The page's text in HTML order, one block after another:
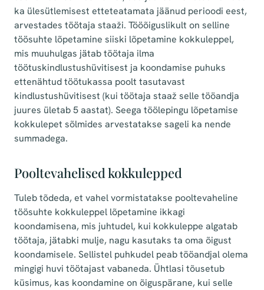
ka ülesütlemisest etteteatamata jäänud perioodi eest,
arvestades töötaja staaži. Tööõiguslikult on selline
töösuhte lõpetamine siiski lõpetamine kokkuleppel,
mis muuhulgas jätab töötaja ilma
töötuskindlustushüvitisest ja koondamise puhuks
ettenähtud töötukassa poolt tasutavast
kindlustushüvitisest (kui töötaja staaž selle tööandja
juures ületab 5 aastat). Seega töölepingu lõpetamise
kokkulepet sõlmides arvestatakse sageli ka nende
summadega.
Pooltevahelised kokkulepped
Tuleb tõdeda, et vahel vormistatakse pooltevaheline
töösuhte kokkuleppel lõpetamine ikkagi
koondamisena, mis juhtudel, kui kokkuleppe algatab
töötaja, jätabki mulje, nagu kasutaks ta oma õigust
koondamisele. Sellistel puhkudel peab tööandjal olema
mingigi huvi töötajast vabaneda. Ühtlasi tõusetub
küsimus, kas koondamine on õiguspärane, kui selle